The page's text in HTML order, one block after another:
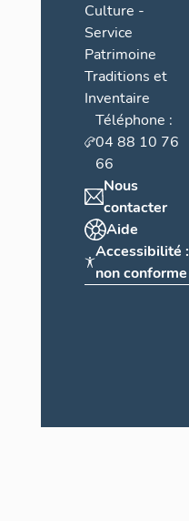
Culture -
Service
Patrimoine
Traditions et
Inventaire
Téléphone :
04 88 10 76
66
Nous
contacter
Aide
Accessibilité :
non conforme